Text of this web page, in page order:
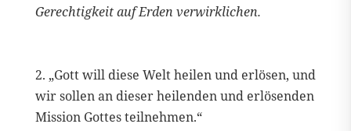
Gerechtigkeit auf Erden verwirklichen.
2. „Gott will diese Welt heilen und erlösen, und
wir sollen an dieser heilenden und erlösenden
Mission Gottes teilnehmen.“